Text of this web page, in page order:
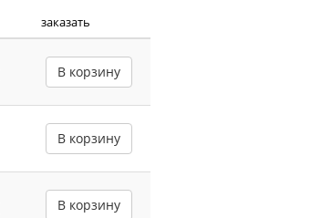
заказать
В корзину
В корзину
В корзину